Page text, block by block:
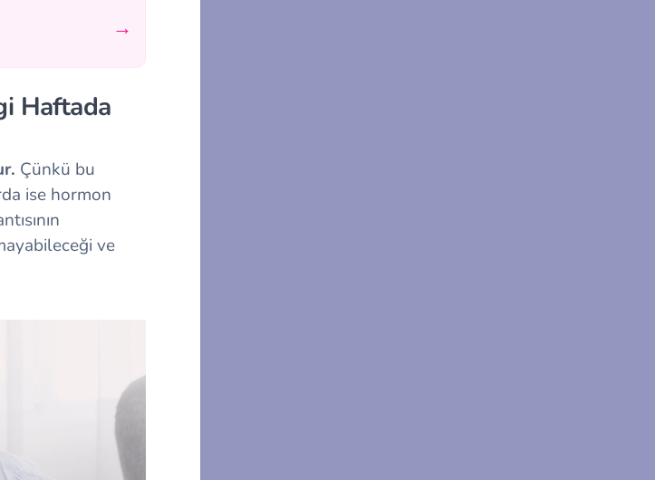
→
Haftada
Çünkü bu
ise hormon
ve